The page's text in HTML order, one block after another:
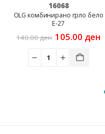
16068
OLG комбинирано грло бело
Е-27
140.00ден Original
was:
140.00 ден.
105.00 ден